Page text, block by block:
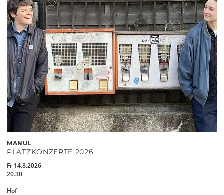
MANUL
PLATZKONZERTE 2026
Fr 14.8.2026
20.30
Hof